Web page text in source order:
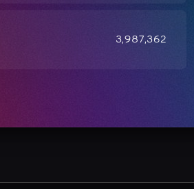
3,987,362